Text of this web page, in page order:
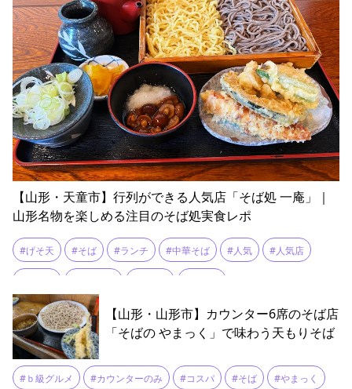
【山形・天童市】行列ができる人気店「そば処 一庵」｜
山形名物を楽しめる注目のそば処実食レポ
#げそ天 #そば #ランチ #中華そば #人気 #人気店
【山形・山形市】カウンター6席のそば店
「そばの やまっく」で味わう天もりそば
#ｂ級グルメ #カウンターのみ #コスパ #そば #やまっく